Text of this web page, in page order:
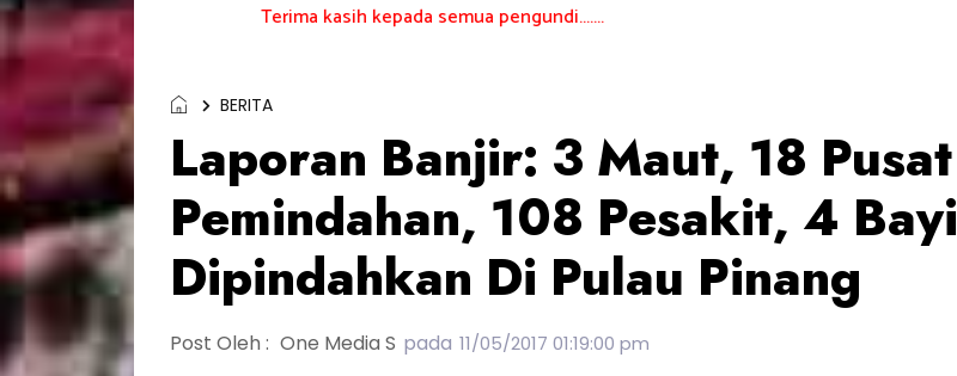
Terima kasih kepada semua pengundi.......
BERITA
Laporan Banjir: 3 Maut, 18 Pusat
Pemindahan, 108 Pesakit, 4 Bayi
Dipindahkan Di Pulau Pinang
Post Oleh : One Media S pada 11/05/2017 01:19:00 pm